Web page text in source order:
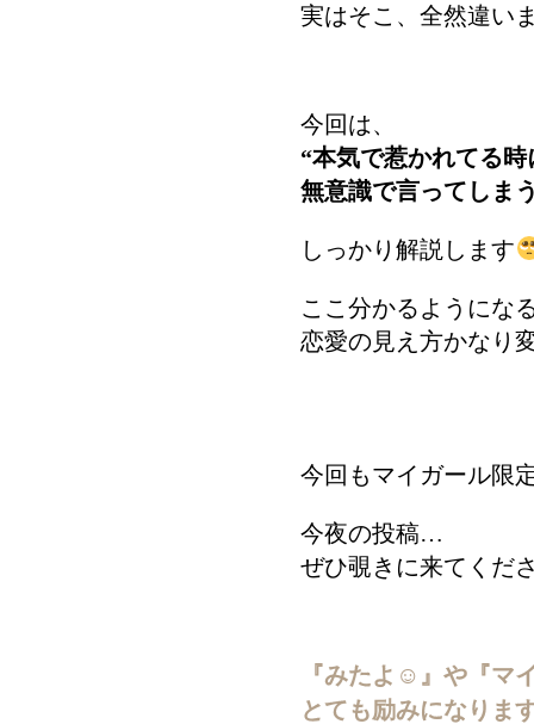
実はそこ、全然違い
今回は、
“本気で惹かれてる
無意識で言ってしま
しっかり解説します
ここ分かるようにな
恋愛の見え方かなり
今回もマイガール限
今夜の投稿…
ぜひ覗きに来てくだ
『みたよ☺︎』や『マ
とても励みになりま